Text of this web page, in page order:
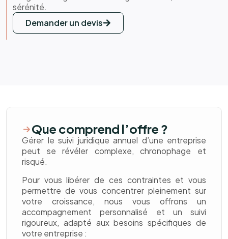
sérénité.
Demander un devis
Que comprend l’offre ?
Gérer le suivi juridique annuel d’une entreprise
peut se révéler complexe, chronophage et
risqué.
Pour vous libérer de ces contraintes et vous
permettre de vous concentrer pleinement sur
votre croissance, nous vous offrons un
accompagnement personnalisé et un suivi
rigoureux, adapté aux besoins spécifiques de
votre entreprise :